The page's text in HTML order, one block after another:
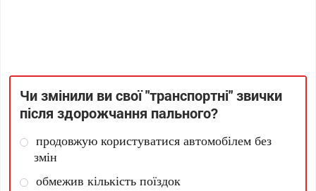
Чи змінили ви свої "транспортні" звички
після здорожчання пального?
продовжую користуватися автомобілем без
змін
обмежив кількість поїздок